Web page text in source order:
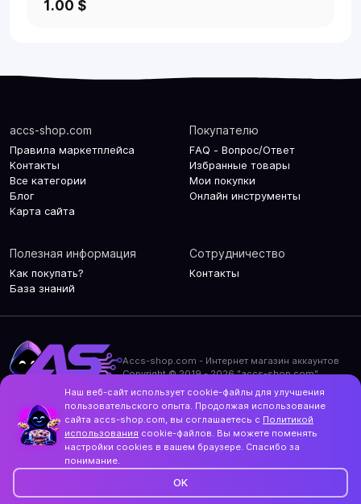
Фильтр
1.00 $
accs-shop.com
Правила маркетплейса
Контакты
Все категории
Блог
Карта сайта
Покупателю
FAQ - Вопрос/Ответ
Избранные товары
Мои покупки
Онлайн инструменты
Полезная информация
Как покупать?
База знаний
Сотрудничество
Контакты
Accs-shop.com - Интернет магазин аккаунтов
Copyright © 2019 - 2026 "accs-shop.com"
Политика использования cookie-файлов
Контакты и актуальный адрес сайта
Structo
Дизайн и разработка
Наш веб-сайт использует cookie-файлы для улучшения
пользовательского опыта. Продолжая использование
сайта accs-shop.com, вы соглашаетесь с Политикой
использования cookie-файлов. Вы можете поменять
настройки cookies в вашем браузере. Спасибо за
понимание.
OK